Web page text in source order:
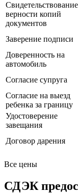
Свидетельствование
верности копий
документов
Заверение подписи
Доверенность на
автомобиль
Согласие супруга
Согласие на выезд
ребенка за границу
Удостоверение
завещания
Договор дарения
Все цены
СДЭК